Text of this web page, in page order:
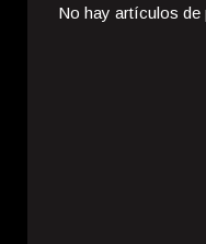
No hay artículos de